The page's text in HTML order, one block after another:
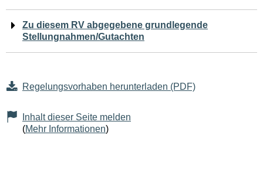
Zu diesem RV abgegebene grundlegende
Stellungnahmen/Gutachten
Regelungsvorhaben herunterladen (PDF)
Inhalt dieser Seite melden
(Mehr Informationen)